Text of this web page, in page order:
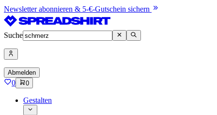
Newsletter abonnieren & 5-€-Gutschein sichern
Suche
Abmelden
0 0
Gestalten